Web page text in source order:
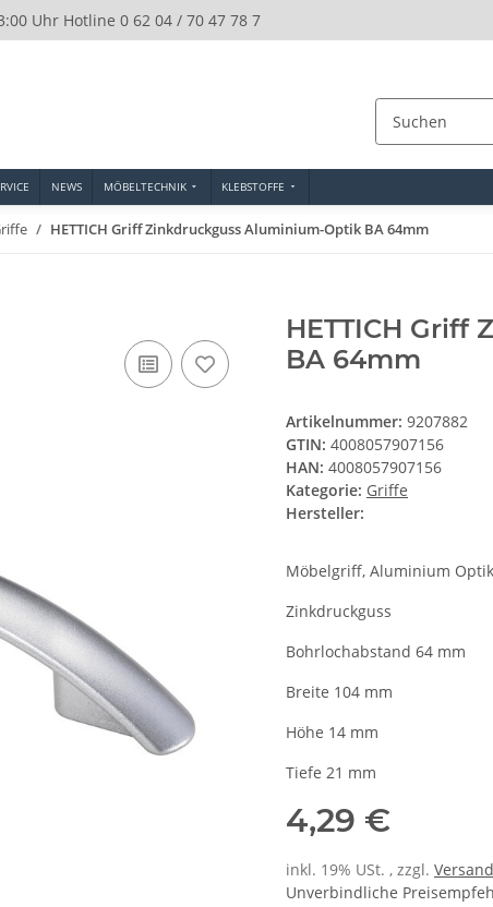
Uhr Hotline 0 62 04 / 70 47 78 7
NEWS MÖBELTECHNIK KLEBSTOFFE
HETTICH Griff Zinkdruckguss Aluminium-Optik BA 64mm
HETTICH
BA 64mm
Artikelnummer: 9207882
GTIN: 4008057907156
HAN: 4008057907156
Kategorie: Griffe
Hersteller:
Möbelgriff, Aluminium Optik
Zinkdruckguss
Bohrlochabstand 64 mm
Breite 104 mm
Höhe 14 mm
Tiefe 21 mm
4,29 €
inkl. 19% USt. , zzgl. Versand
Unverbindliche